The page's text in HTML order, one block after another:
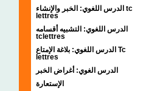
الدرس اللغوي: الخبر والإنشاء tc
lettres
الدرس اللغوي: التشبيه أقسامه
tclettres
الدرس اللغوي: بلاغة الإمتاع Tc
lettres
الدرس الغوي: أغراض الخبر
الإستعارة